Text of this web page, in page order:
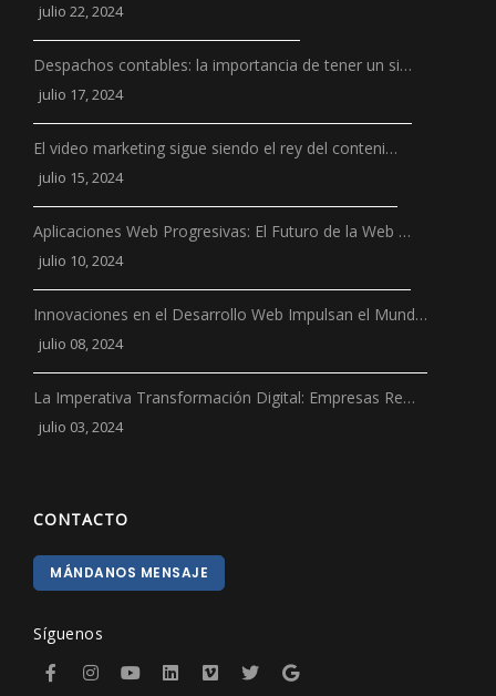
julio 22, 2024
Despachos contables: la importancia de tener un si…
julio 17, 2024
El video marketing sigue siendo el rey del conteni…
julio 15, 2024
Aplicaciones Web Progresivas: El Futuro de la Web …
julio 10, 2024
Innovaciones en el Desarrollo Web Impulsan el Mund…
julio 08, 2024
La Imperativa Transformación Digital: Empresas Re…
julio 03, 2024
CONTACTO
MÁNDANOS MENSAJE
Síguenos